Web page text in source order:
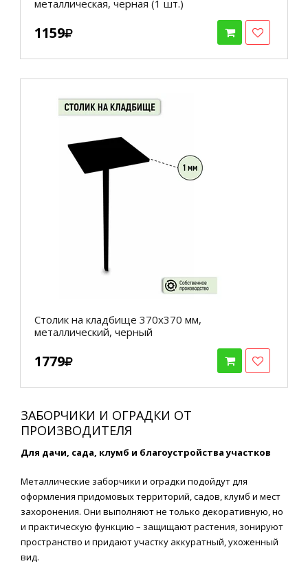
металлическая, черная (1 шт.)
1159
Столик на кладбище 370х370 мм,
металлический, черный
1779
ЗАБОРЧИКИ И ОГРАДКИ ОТ
ПРОИЗВОДИТЕЛЯ
Для дачи, сада, клумб и благоустройства участков
Металлические заборчики и оградки подойдут для
оформления придомовых территорий, садов, клумб и мест
захоронения. Они выполняют не только декоративную, но
и практическую функцию – защищают растения, зонируют
пространство и придают участку аккуратный, ухоженный
вид.